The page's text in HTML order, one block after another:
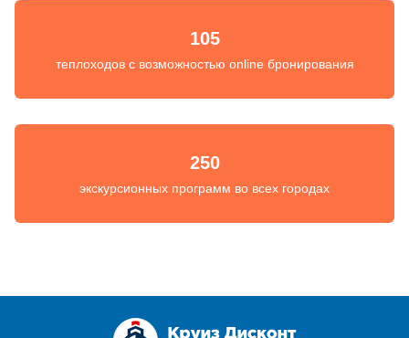
105
теплоходов с возможностью online бронирования
250
экскурсионных программ во всех городах